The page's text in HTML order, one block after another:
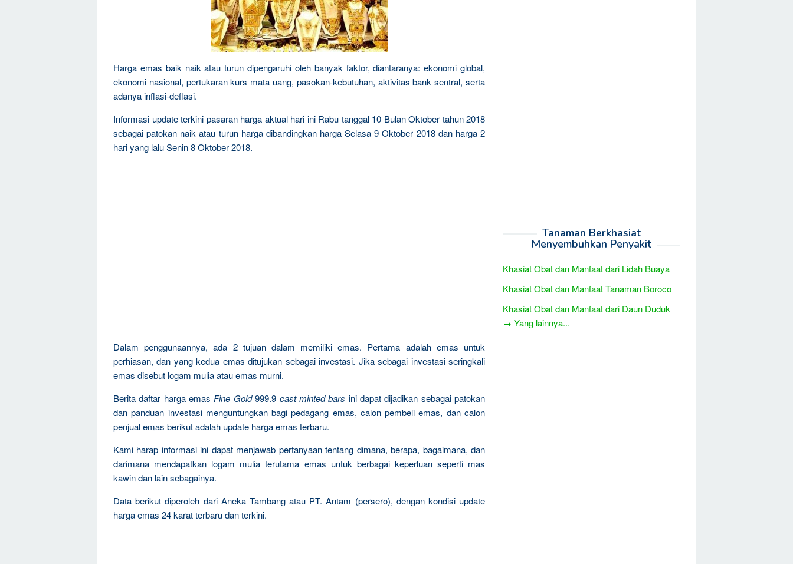
Harga emas baik naik atau turun dipengaruhi oleh banyak faktor, diantaranya: ekonomi global,
ekonomi nasional, pertukaran kurs mata uang, pasokan-kebutuhan, aktivitas bank sentral, serta
adanya inflasi-deflasi.
Informasi update terkini pasaran harga aktual hari ini Rabu tanggal 10 Bulan Oktober tahun 2018
sebagai patokan naik atau turun harga dibandingkan harga Selasa 9 Oktober 2018 dan harga 2
hari yang lalu Senin 8 Oktober 2018.
Dalam penggunaannya, ada 2 tujuan dalam memiliki emas. Pertama adalah emas untuk
perhiasan, dan yang kedua emas ditujukan sebagai investasi. Jika sebagai investasi seringkali
emas disebut logam mulia atau emas murni.
Berita daftar harga emas Fine Gold999.9 cast minted bars ini dapat dijadikan sebagai patokan
dan panduan investasi menguntungkan bagi pedagang emas, calon pembeli emas, dan calon
penjual emas berikut adalah update harga emas terbaru.
Kami harap informasi ini dapat menjawab pertanyaan tentang dimana, berapa, bagaimana, dan
darimana mendapatkan logam mulia terutama emas untuk berbagai keperluan seperti mas
kawin dan lain sebagainya.
Data berikut diperoleh dari Aneka Tambang atau PT. Antam (persero), dengan kondisi update
harga emas 24 karat terbaru dan terkini.
Tanaman Berkhasiat
Menyembuhkan Penyakit
Khasiat Obat dan Manfaat dari Lidah Buaya
Khasiat Obat dan Manfaat Tanaman Boroco
Khasiat Obat dan Manfaat dari Daun Duduk
→ Yang lainnya...